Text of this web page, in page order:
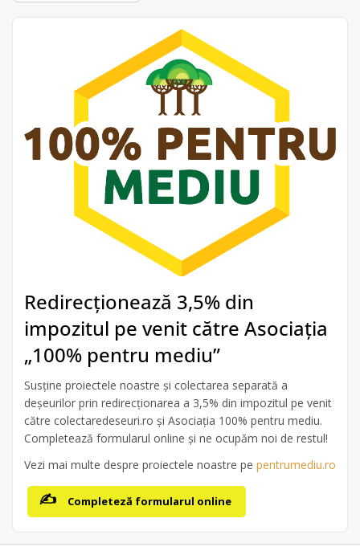
Redirecționează 3,5% din
impozitul pe venit către Asociația
„100% pentru mediu”
Susține proiectele noastre și colectarea separată a
deșeurilor prin redirecționarea a 3,5% din impozitul pe venit
către colectaredeseuri.ro și Asociația 100% pentru mediu.
Completează formularul online și ne ocupăm noi de restul!
Vezi mai multe despre proiectele noastre pe pentrumediu.ro
Completeză formularul online